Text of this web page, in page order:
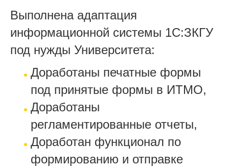
Выполнена адаптация
информационной системы 1С:ЗКГУ
под нужды Университета:
Доработаны печатные формы
под принятые формы в ИТМО,
Доработаны
регламентированные отчеты,
Доработан функционал по
формированию и отправке